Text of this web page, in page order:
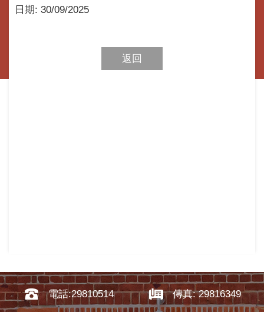
日期: 30/09/2025
返回
電話:29810514 傳真: 29816349